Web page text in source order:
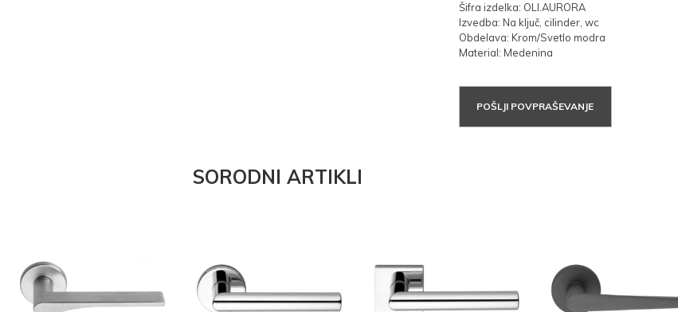
Šifra izdelka: OLI.AURORA
Izvedba: Na ključ, cilinder, wc
Obdelava: Krom/Svetlo modra
Material: Medenina
POŠLJI POVPRAŠEVANJE
SORODNI ARTIKLI